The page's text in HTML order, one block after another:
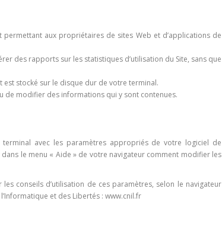
permettant aux propriétaires de sites Web et d’applications de
des rapports sur les statistiques d’utilisation du Site, sans que
est stocké sur le disque dur de votre terminal.
de modifier des informations qui y sont contenues.
avec les paramètres appropriés de votre logiciel de
le menu « Aide » de votre navigateur comment modifier les
conseils d’utilisation de ces paramètres, selon le navigateur
et des Libertés : www.cnil.fr